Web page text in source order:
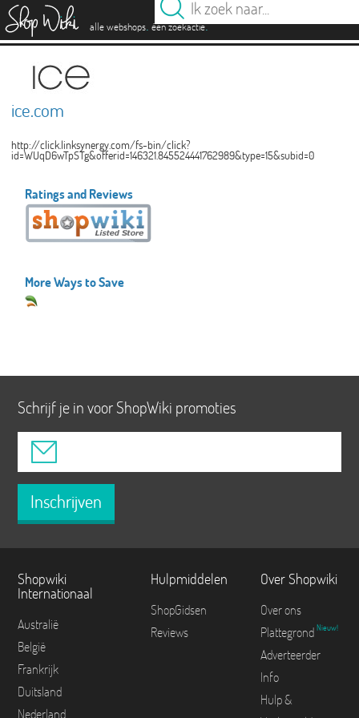
alle webshops. één zoekactie.
ice.com
http://click.linksynergy.com/fs-bin/click?
id=WUqD6wTpSTg&offerid=146321.845524441762989&type=15&subid=0
Ratings and Reviews
More Ways to Save
Schrijf je in voor ShopWiki promoties
Inschrijven
Shopwiki
Internationaal
Australië
België
Frankrijk
Duitsland
Nederland
Hulpmiddelen
ShopGidsen
Reviews
Over Shopwiki
Over ons
Plattegrond Nieuw!
Adverteerder
Info
Hulp &